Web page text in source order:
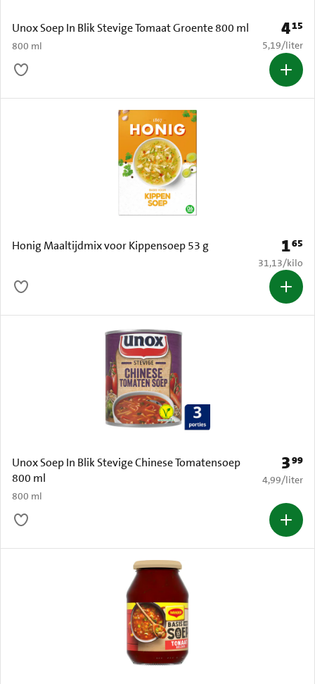
Unox Soep In Blik Stevige Tomaat Groente 800 ml
800 ml
Prijs:
415
€ 5,19 per
5,19/liter
Honig Maaltijdmix voor Kippensoep 53 g Prijs:
165
€ 31,13 per
31,13/kilo
Unox Soep In Blik Stevige Chinese Tomatensoep
800 ml
800 ml
Prijs:
399
€ 4,99 per
4,99/liter